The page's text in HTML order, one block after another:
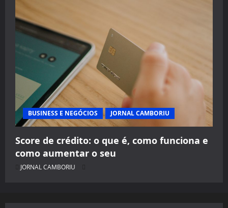
BUSINESS E NEGÓCIOS JORNAL CAMBORIU
Score de crédito: o que é, como funciona e
como aumentar o seu
JORNAL CAMBORIU